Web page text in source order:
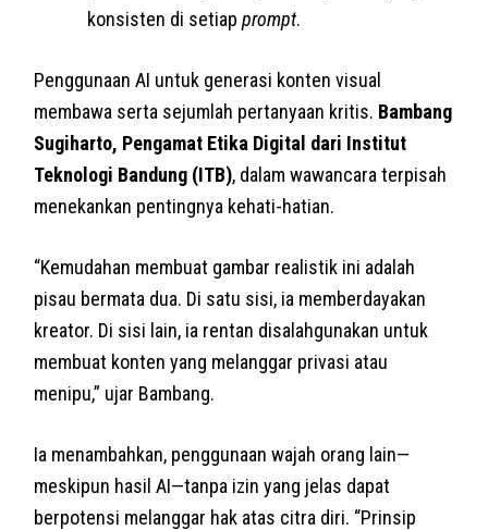
konsisten di setiapprompt.
Penggunaan AI untuk generasi konten visual
membawa serta sejumlah pertanyaan kritis. Bambang
Sugiharto, Pengamat Etika Digital dari Institut
Teknologi Bandung (ITB), dalam wawancara terpisah
menekankan pentingnya kehati-hatian.
“Kemudahan membuat gambar realistik ini adalah
pisau bermata dua. Di satu sisi, ia memberdayakan
kreator. Di sisi lain, ia rentan disalahgunakan untuk
membuat konten yang melanggar privasi atau
menipu,” ujar Bambang.
Ia menambahkan, penggunaan wajah orang lain—
meskipun hasil AI—tanpa izin yang jelas dapat
berpotensi melanggar hak atas citra diri. “Prinsip